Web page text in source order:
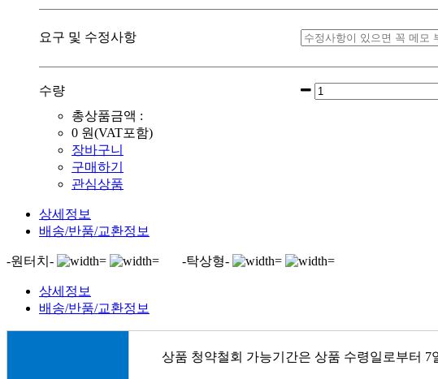
요구 및 수정사항
수량
총상품금액 :
0 원(VAT포함)
장바구니
구매하기
관심상품
상세정보
배송/반품/교환정보
-원터치- -탁상형-
상세정보
배송/반품/교환정보
상품 청약철회 가능기간은 상품 수령일로부터 7